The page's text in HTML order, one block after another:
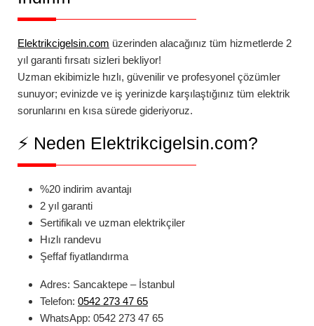
Elektrikcigelsin.com üzerinden alacağınız tüm hizmetlerde 2
yıl garanti fırsatı sizleri bekliyor!
Uzman ekibimizle hızlı, güvenilir ve profesyonel çözümler
sunuyor; evinizde ve iş yerinizde karşılaştığınız tüm elektrik
sorunlarını en kısa sürede gideriyoruz.
⚡ Neden Elektrikcigelsin.com?
%20 indirim avantajı
2 yıl garanti
Sertifikalı ve uzman elektrikçiler
Hızlı randevu
Şeffaf fiyatlandırma
Adres: Sancaktepe – İstanbul
Telefon: 0542 273 47 65
WhatsApp: 0542 273 47 65